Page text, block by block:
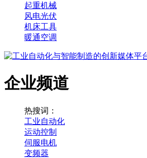
起重机械
风电光伏
机床工具
暖通空调
企业频道
热搜词：
工业自动化
运动控制
伺服电机
变频器